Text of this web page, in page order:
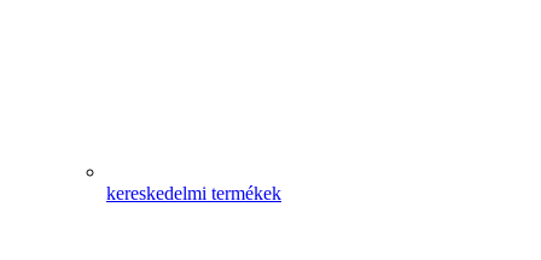
kereskedelmi termékek